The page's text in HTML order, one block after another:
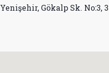
Yenişehir, Gökalp Sk. No:3,